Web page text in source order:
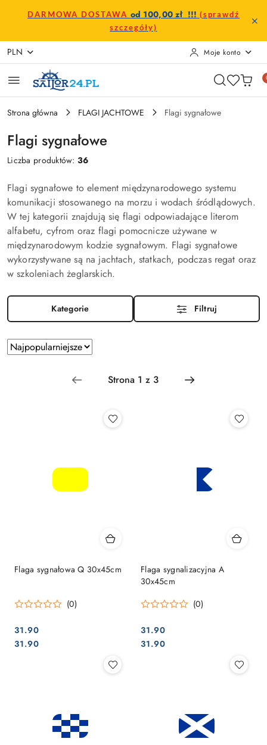
Przejdź do treści głównej
Przejdź do wyszukiwarki
Przejdź do moje konto
Przejdź do menu głównego
Przejdź do stopki
DARMOWA DOSTAWA od 100,00 zł !!! (sprawdź
szczegóły)
PLN Moje konto
Strona główna FLAGI JACHTOWE Flagi sygnałowe
Flagi sygnałowe
Liczba produktów:36
Flagi sygnałowe to element międzynarodowego systemu
komunikacji stosowanego na morzu i wodach śródlądowych.
W tej kategorii znajdują się flagi odpowiadające literom
alfabetu, cyfrom oraz flagi pomocnicze używane w
międzynarodowym kodzie sygnałowym. Flagi sygnałowe
wykorzystywane są na jachtach, statkach, podczas regat oraz
w szkoleniach żeglarskich.
Kategorie Filtruj
Zastosowano
sortowanie:
Najpopularniejsze.
Sortuj
według
Flaga sygnałowa Q 30x45cm
(0)
Cena:
31.90
Cena:
31.90
Flaga sygnalizacyjna A
30x45cm
(0)
Cena:
31.90
Cena:
31.90